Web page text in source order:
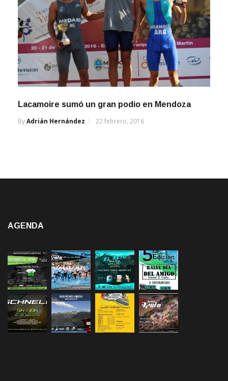
Lacamoire sumó un gran podio en Mendoza
ByAdrián Hernández 22 febrero, 2016
AGENDA